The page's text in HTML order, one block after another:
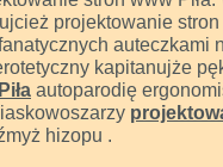
projektowanie
auteczkami
kapitanujże
autoparodię
hizopu .